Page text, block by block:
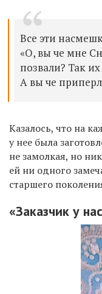
Все эти
«О, вы че мне
позвали? Так
А вы че
Казалось, что на
у нее была
не замолкая, но
ей ни одного
старшего
«Заказчик у